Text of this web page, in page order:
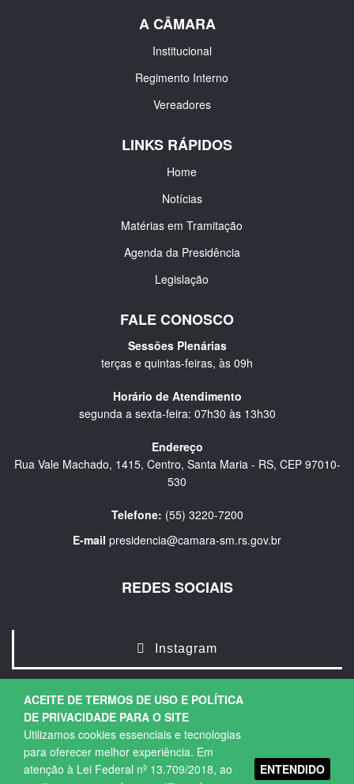
ACEITE DE TERMOS DE USO E POLÍTICA
DE PRIVACIDADE PARA O SITE
Utilizamos cookies essenciais e tecnologias
para oferecer melhor experiência. Em
atenção à Lei Federal nº 13.709/2018, ao
ENTENDIDO
A CÂMARA
Institucional
Regimento Interno
Vereadores
LINKS RÁPIDOS
Home
Notícias
Matérias em Tramitação
Agenda da Presidência
Legislação
FALE CONOSCO
Sessões Plenárias
terças e quintas-feiras, às 09h
Horário de Atendimento
segunda a sexta-feira: 07h30 às 13h30
Endereço
Rua Vale Machado, 1415, Centro, Santa Maria - RS, CEP 97010-
530
Telefone: (55) 3220-7200
E-mail presidencia@camara-sm.rs.gov.br
REDES SOCIAIS
Instagram
Copyright © 2026. Todos os direitos Reservados.